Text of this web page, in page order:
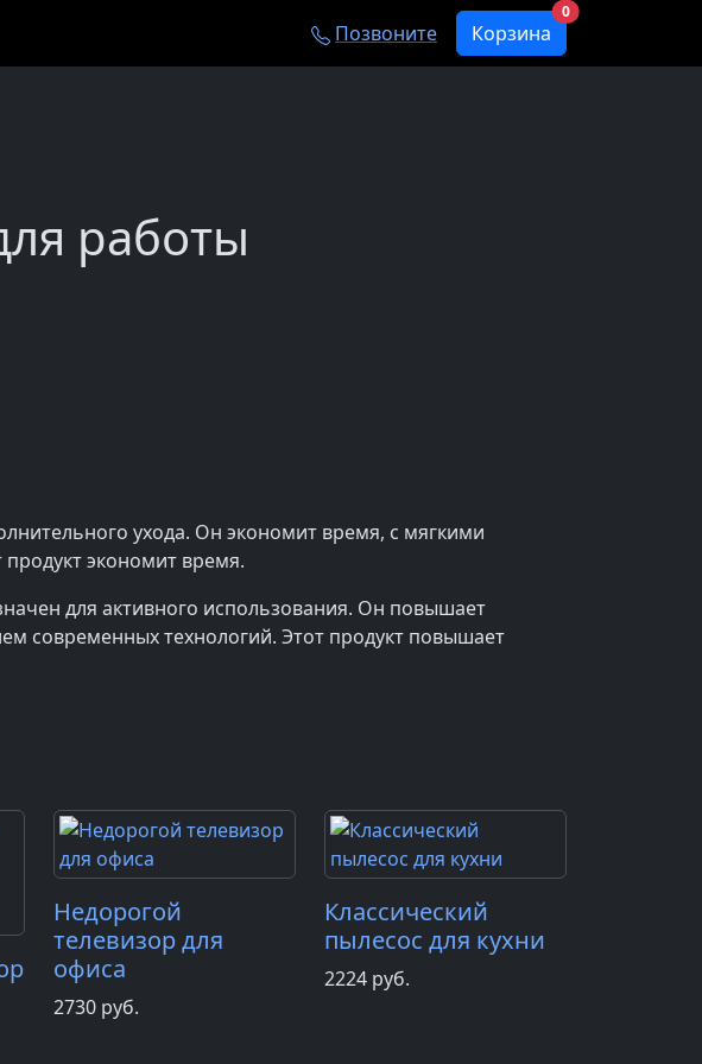
Позвоните
0
Корзина
работы
ухода. Он экономит время, с мягкими
экономит время.
для активного использования. Он повышает
современных технологий. Этот продукт повышает
Недорогой
телевизор для
офиса
2730 руб.
Классический
пылесос для кухни
2224 руб.